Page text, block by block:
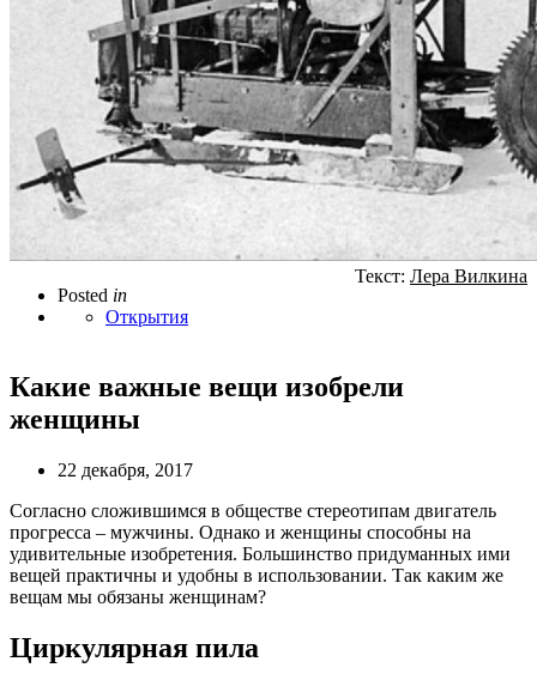
Posted in
Открытия
Текст: Лера Вилкина
Какие важные вещи изобрели
женщины
22 декабря, 2017
Согласно сложившимся в обществе стереотипам двигатель
прогресса – мужчины. Однако и женщины способны на
удивительные изобретения. Большинство придуманных ими
вещей практичны и удобны в использовании. Так каким же
вещам мы обязаны женщинам?
Циркулярная пила